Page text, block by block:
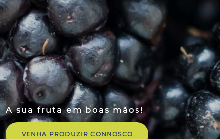
A sua fruta em boas mãos!
VENHA PRODUZIR CONNOSCO